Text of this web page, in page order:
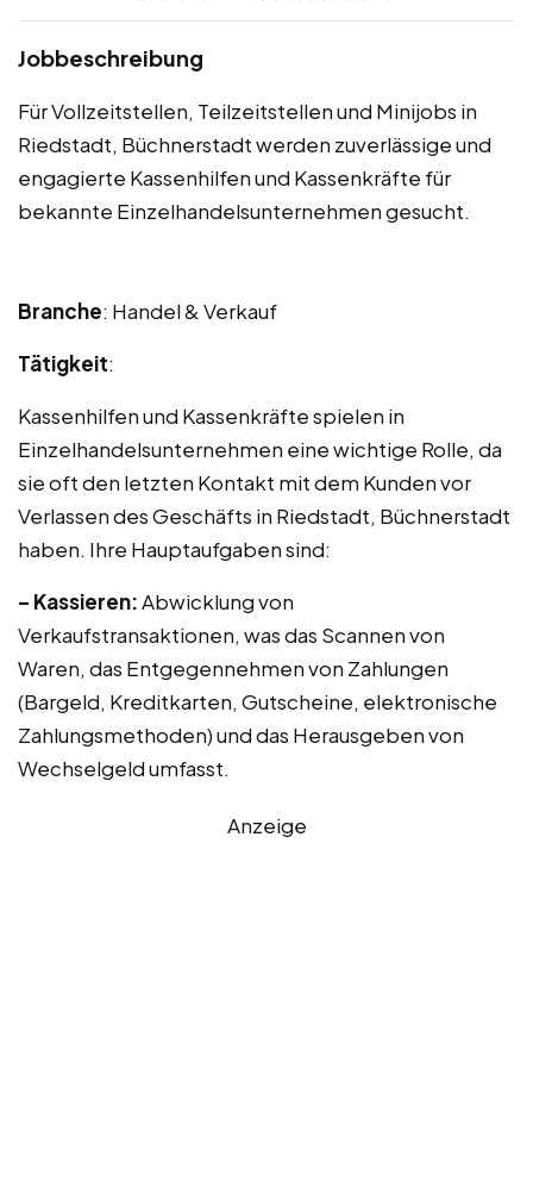
Jobbeschreibung
Für Vollzeitstellen, Teilzeitstellen und Minijobs in
Riedstadt, Büchnerstadt werden zuverlässige und
engagierte Kassenhilfen und Kassenkräfte für
bekannte Einzelhandelsunternehmen gesucht.
Branche: Handel & Verkauf
Tätigkeit:
Kassenhilfen und Kassenkräfte spielen in
Einzelhandelsunternehmen eine wichtige Rolle, da
sie oft den letzten Kontakt mit dem Kunden vor
Verlassen des Geschäfts in Riedstadt, Büchnerstadt
haben. Ihre Hauptaufgaben sind:
– Kassieren:Abwicklung von
Verkaufstransaktionen, was das Scannen von
Waren, das Entgegennehmen von Zahlungen
(Bargeld, Kreditkarten, Gutscheine, elektronische
Zahlungsmethoden) und das Herausgeben von
Wechselgeld umfasst.
Anzeige